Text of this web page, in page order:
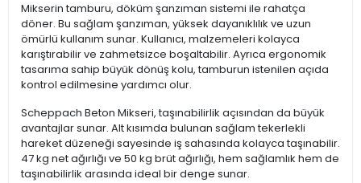
Mikserin tamburu, döküm şanzıman sistemi ile rahatça
döner. Bu sağlam şanzıman, yüksek dayanıklılık ve uzun
ömürlü kullanım sunar. Kullanıcı, malzemeleri kolayca
karıştırabilir ve zahmetsizce boşaltabilir. Ayrıca ergonomik
tasarıma sahip büyük dönüş kolu, tamburun istenilen açıda
kontrol edilmesine yardımcı olur.
Scheppach Beton Mikseri, taşınabilirlik açısından da büyük
avantajlar sunar. Alt kısımda bulunan sağlam tekerlekli
hareket düzeneği sayesinde iş sahasında kolayca taşınabilir.
47 kg net ağırlığı ve 50 kg brüt ağırlığı, hem sağlamlık hem de
taşınabilirlik arasında ideal bir denge sunar.